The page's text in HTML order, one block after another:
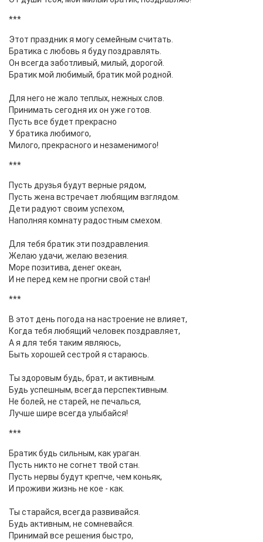
***
Этот праздник я могу семейным считать.
Братика с любовь я буду поздравлять.
Он всегда заботливый, милый, дорогой.
Братик мой любимый, братик мой родной.
Для него не жало теплых, нежных слов.
Принимать сегодня их он уже готов.
Пусть все будет прекрасно
У братика любимого,
Милого, прекрасного и незаменимого!
***
Пусть друзья будут верные рядом,
Пусть жена встречает любящим взглядом.
Дети радуют своим успехом,
Наполняя комнату радостным смехом.
Для тебя братик эти поздравления.
Желаю удачи, желаю везения.
Море позитива, денег океан,
И не перед кем не прогни свой стан!
***
В этот день погода на настроение не влияет,
Когда тебя любящий человек поздравляет,
А я для тебя таким являюсь,
Быть хорошей сестрой я стараюсь.
Ты здоровым будь, брат, и активным.
Будь успешным, всегда перспективным.
Не болей, не старей, не печалься,
Лучше шире всегда улыбайся!
***
Братик будь сильным, как ураган.
Пусть никто не согнет твой стан.
Пусть нервы будут крепче, чем коньяк,
И проживи жизнь не кое - как.
Ты старайся, всегда развивайся.
Будь активным, не сомневайся.
Принимай все решения быстро,